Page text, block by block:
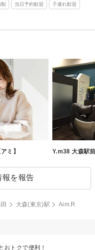
当日予約歓迎 子連れ歓迎
ミ】 Y.m38 大森駅
報を報告
大森(東京)駅 Aim.R
おトクで便利！